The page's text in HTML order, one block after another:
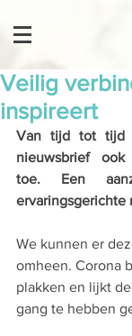
Veilig
inspireert
Van tijd tot tijd
nieuwsbrief ook
toe. Een
ervaringsgerichte
We kunnen er
omheen. Corona
plakken en lijkt
gang te hebben